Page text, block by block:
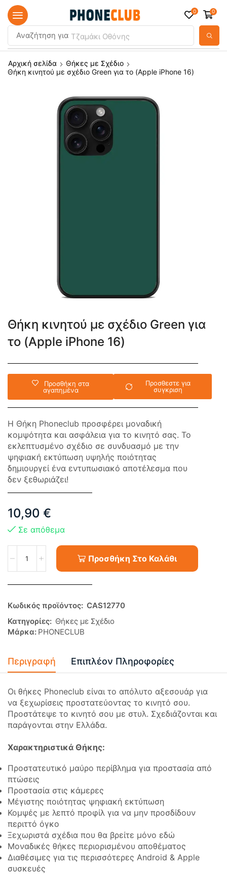
Αναζήτηση για Τζαμάκι Οθόνης
0 0
Αρχική σελίδα
Θήκες με Σχέδιο
Θήκη κινητού με σχέδιο Green για το (Apple iPhone 16)
Θήκη κινητού με σχέδιο Green για
το (Apple iPhone 16)
Προσθήκη στα
αγαπημένα
Προσθεστε για
συγκριση
Η Θήκη Phoneclub προσφέρει μοναδική
κομψότητα και ασφάλεια για το κινητό σας. Το
εκλεπτυσμένο σχέδιο σε συνδυασμό με την
ψηφιακή εκτύπωση υψηλής ποιότητας
δημιουργεί ένα εντυπωσιακό αποτέλεσμα που
δεν ξεθωριάζει!
10,90 €
Σε απόθεμα
Προσθήκη Στο Καλάθι
Κωδικός προϊόντος: CAS12770
Κατηγορίες: Θήκες με Σχέδιο
Μάρκα: PHONECLUB
Περιγραφή Επιπλέον Πληροφορίες
Οι θήκες Phoneclub είναι το απόλυτο αξεσουάρ για
να ξεχωρίσεις προστατεύοντας το κινητό σου.
Προστάτεψε το κινητό σου με στυλ. Σχεδιάζονται και
παράγονται στην Ελλάδα.
Χαρακτηριστικά Θήκης:
Προστατευτικό μαύρο περίβλημα για προστασία από
πτώσεις
Προστασία στις κάμερες
Μέγιστης ποιότητας ψηφιακή εκτύπωση
Κομψές με λεπτό προφίλ για να μην προσδίδουν
περιττό όγκο
Ξεχωριστά σχέδια που θα βρείτε μόνο εδώ
Μοναδικές θήκες περιορισμένου αποθέματος
Διαθέσιμες για τις περισσότερες Android & Apple
συσκευές